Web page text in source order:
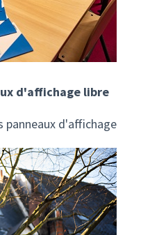
d'affichage libre
panneaux d'affichage